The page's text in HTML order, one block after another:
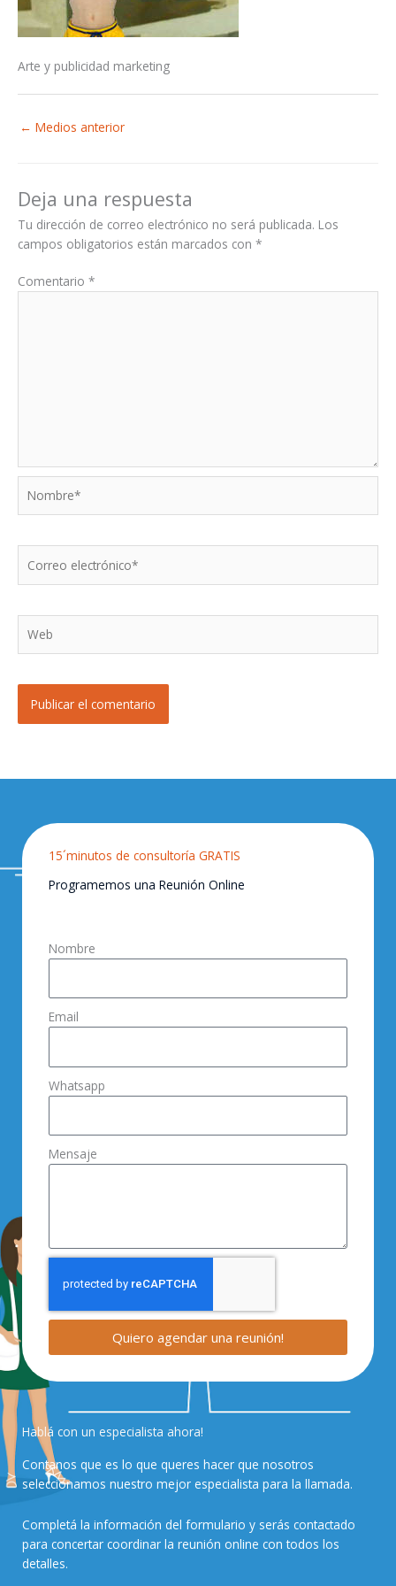
Arte y publicidad marketing
← Medios anterior
Deja una respuesta
Tu dirección de correo electrónico no será publicada. Los
campos obligatorios están marcados con *
Comentario *
electrónico*
Hablá con un especialista ahora!
Contanos que es lo que queres hacer que nosotros
seleccionamos nuestro mejor especialista para la llamada.
Completá la información del formulario y serás contactado
para concertar coordinar la reunión online con todos los
detalles.
15´minutos de consultoría GRATIS
Programemos una Reunión Online
Nombre
Email
Whatsapp
Mensaje
Quiero agendar una reunión!